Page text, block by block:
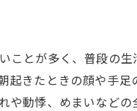
ことが多く、普段の
きたときの顔や手
や動悸、めまいなど